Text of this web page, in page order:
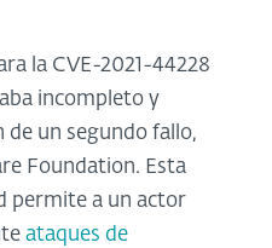
la CVE-2021-44228
incompleto y
un segundo fallo,
Foundation. Esta
permite a un actor
ataques de